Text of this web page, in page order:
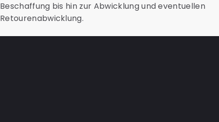
Beschaffung bis hin zur Abwicklung und eventuellen
Retourenabwicklung.